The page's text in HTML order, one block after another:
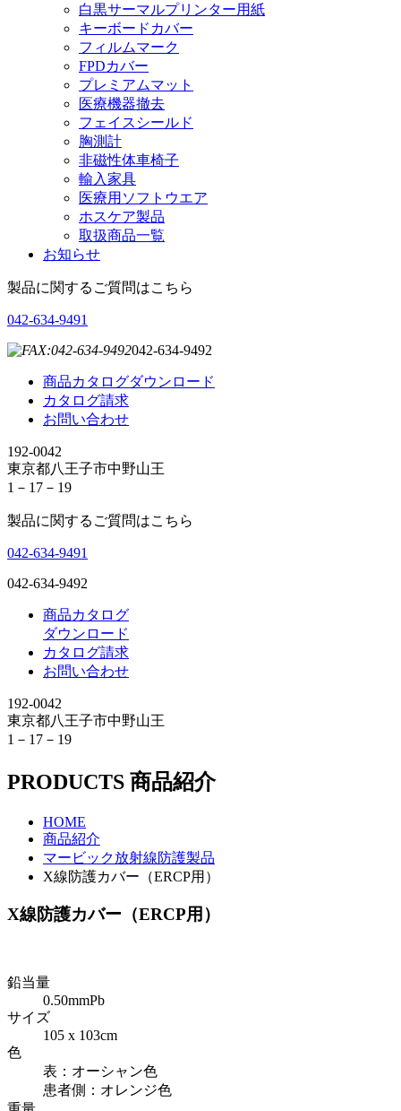
白黒サーマルプリンター用紙
キーボードカバー
フィルムマーク
FPDカバー
プレミアムマット
医療機器撤去
フェイスシールド
胸測計
非磁性体車椅子
輸入家具
医療用ソフトウエア
ホスケア製品
取扱商品一覧
お知らせ
製品に関するご質問はこちら
042-634-9491
042-634-9492
商品カタログダウンロード
カタログ請求
お問い合わせ
192-0042
東京都八王子市中野山王
1－17－19
製品に関するご質問はこちら
042-634-9491
042-634-9492
商品カタログ
ダウンロード
カタログ請求
お問い合わせ
192-0042
東京都八王子市中野山王
1－17－19
PRODUCTS 商品紹介
HOME
商品紹介
マービック放射線防護製品
X線防護カバー（ERCP用）
X線防護カバー（ERCP用）
鉛当量
0.50mmPb
サイズ
105 x 103cm
色
表：オーシャン色
患者側：オレンジ色